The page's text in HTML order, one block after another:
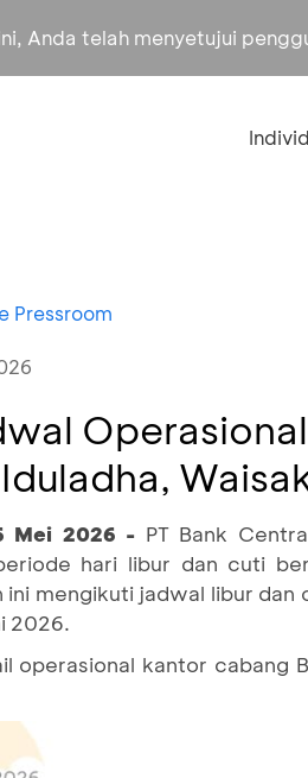
Anda telah menyetujui
Pressroom
Iduladha,
Mei 2026 - PT Bank
hari libur dan cuti
ini mengikuti jadwal libur
2026.
operasional kantor cabang